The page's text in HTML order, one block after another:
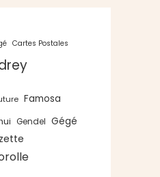
Cartes Postales
Famosa
Gendel Gégé